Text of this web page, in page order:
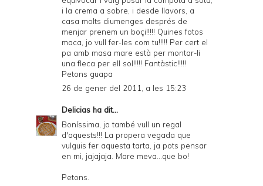
i la crema a sobre, i desde llavors, a
casa molts diumenges després de
menjar prenem un boçi!!!!! Quines fotos
maca, jo vull fer-les com tu!!!!! Per cert el
pa amb masa mare està per montar-li
una fleca per ell sol!!!!! Fantàstic!!!!!
Petons guapa
26 de gener del 2011, a les 15:23
Delicias ha dit...
Boníssima, jo també vull un regal
d'aquests!!! La propera vegada que
vulguis fer aquesta tarta, ja pots pensar
en mi, jajajaja. Mare meva...que bo!
Petons.